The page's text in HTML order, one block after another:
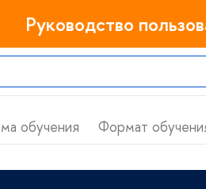
Руководство
обучения Формат